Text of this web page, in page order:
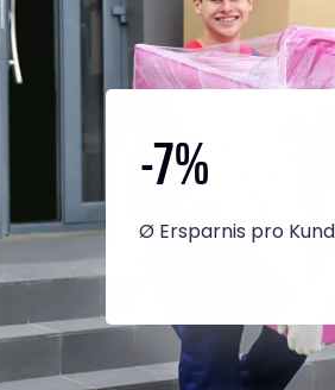
-7%
Ø Ersparnis pro